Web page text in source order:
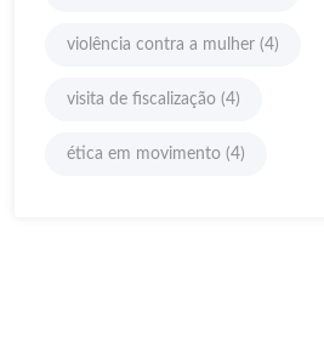
violência contra a mulher (4)
visita de fiscalização (4)
ética em movimento (4)